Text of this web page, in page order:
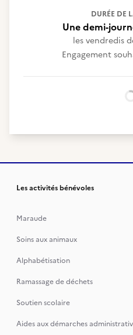
DURÉE DE
Une demi-
les vendredis
Engagement
Les activités bénévoles
Maraude
Soins aux animaux
Alphabétisation
Ramassage de déchets
Soutien scolaire
Aides aux démarches